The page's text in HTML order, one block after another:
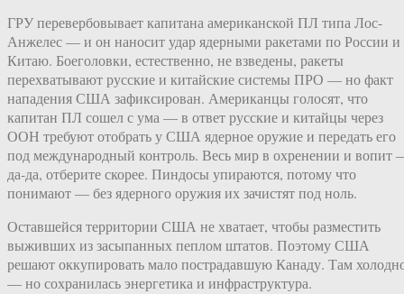
ГРУ перевербовывает капитана американской ПЛ типа Лос-
Анжелес — и он наносит удар ядерными ракетами по России и
Китаю. Боеголовки, естественно, не взведены, ракеты
перехватывают русские и китайские системы ПРО — но факт
нападения США зафиксирован. Американцы голосят, что
капитан ПЛ сошел с ума — в ответ русские и китайцы через
ООН требуют отобрать у США ядерное оружие и передать его
под международный контроль. Весь мир в охренении и вопит
да-да, отберите скорее. Пиндосы упираются, потому что
понимают — без ядерного оружия их зачистят под ноль.
Оставшейся территории США не хватает, чтобы разместить
выживших из засыпанных пеплом штатов. Поэтому США
решают оккупировать мало пострадавшую Канаду. Там
— но сохранилась энергетика и инфраструктура.